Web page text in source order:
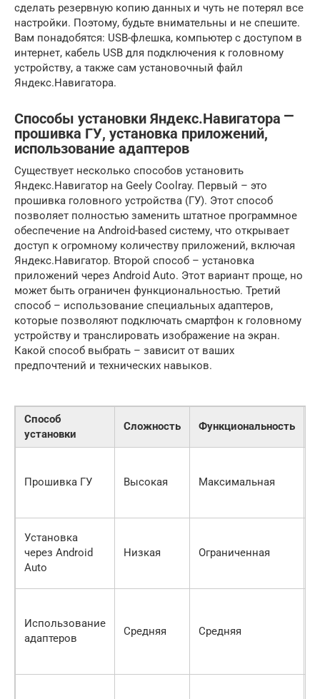
сделать резервную копию данных и чуть не потерял все
настройки. Поэтому, будьте внимательны и не спешите.
Вам понадобятся: USB-флешка, компьютер с доступом в
интернет, кабель USB для подключения к головному
устройству, а также сам установочный файл
Яндекс.Навигатора.
Способы установки Яндекс.Навигатора ⎻
прошивка ГУ, установка приложений,
использование адаптеров
Существует несколько способов установить
Яндекс.Навигатор на Geely Coolray. Первый – это
прошивка головного устройства (ГУ). Этот способ
позволяет полностью заменить штатное программное
обеспечение на Android-based систему, что открывает
доступ к огромному количеству приложений, включая
Яндекс.Навигатор. Второй способ – установка
приложений через Android Auto. Этот вариант проще, но
может быть ограничен функциональностью. Третий
способ – использование специальных адаптеров,
которые позволяют подключать смартфон к головному
устройству и транслировать изображение на экран.
Какой способ выбрать – зависит от ваших
предпочтений и технических навыков.
Способ
установки
Сложность Функциональность
Прошивка ГУ Высокая Максимальная
Установка
через Android
Auto
Низкая Ограниченная
Использование
адаптеров
Средняя Средняя